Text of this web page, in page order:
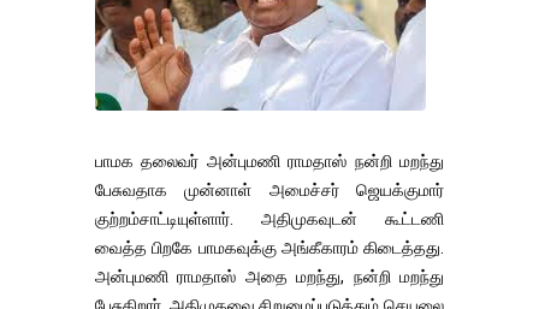
பாமக தலைவர் அன்புமணி ராமதாஸ் நன்றி மறந்து
பேசுவதாக முன்னாள் அமைச்சர் ஜெயக்குமார்
குற்றம்சாட்டியுள்ளார். அதிமுகவுடன் கூட்டணி
வைத்த பிறகே பாமகவுக்கு அங்கீகாரம் கிடைத்தது.
அன்புமணி ராமதாஸ் அதை மறந்து, நன்றி மறந்து